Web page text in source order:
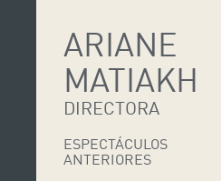
ARIANE
MATIAKH
DIRECTORA
ESPECTÁCULOS
ANTERIORES